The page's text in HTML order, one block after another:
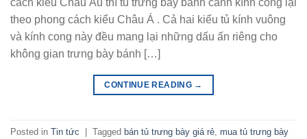
cách kiểu Châu Âu thì tủ trưng bày bánh cánh kính cong lại
theo phong cách kiểu Châu Á . Cả hai kiểu tủ kính vuông
và kính cong này đều mang lại những dấu ấn riêng cho
không gian trưng bày bánh […]
CONTINUE READING →
Posted in Tin tức | Tagged bán tủ trưng bày giá rẻ mua tủ trưng bày